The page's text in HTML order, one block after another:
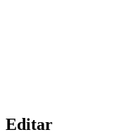
Editar